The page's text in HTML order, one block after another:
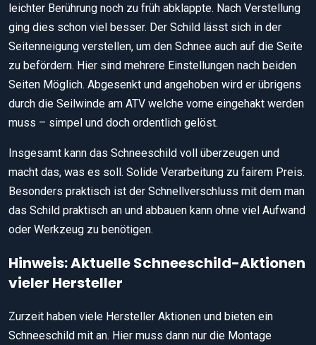
leichter Berührung noch zu früh abklappte. Nach Verstellung
ging dies schon viel besser. Der Schild lässt sich in der
Seitenneigung verstellen, um den Schnee auch auf die Seite
zu befördern. Hier sind mehrere Einstellungen nach beiden
Seiten Möglich. Abgesenkt und angehoben wird er übrigens
durch die Seilwinde am ATV welche vorne eingehakt werden
muss – simpel und doch ordentlich gelöst.
Insgesamt kann das Schneeschild voll überzeugen und
macht das, was es soll. Solide Verarbeitung zu fairem Preis.
Besonders praktisch ist der Schnellverschluss mit dem man
das Schild praktisch an und abbauen kann ohne viel Aufwand
oder Werkzeug zu benötigen.
Hinweis: Aktuelle Schneeschild-Aktionen
vieler Hersteller
Zurzeit haben viele Hersteller Aktionen und bieten ein
Schneeschild mit an. Hier muss dann nur die Montage